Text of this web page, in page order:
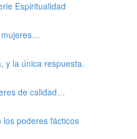
Espiritualidad
mujeres…
y la única respuesta.
de calidad…
los poderes fácticos